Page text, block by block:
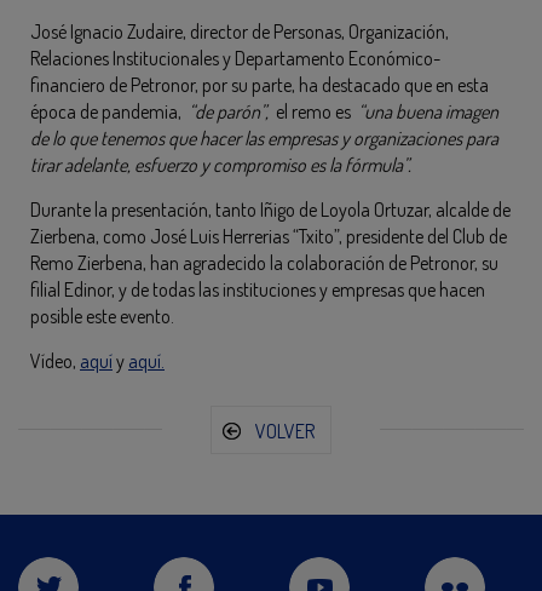
José Ignacio Zudaire, director de Personas, Organización,
Relaciones Institucionales y Departamento Económico-
financiero de Petronor, por su parte, ha destacado que en esta
época de pandemia, “de parón”, el remo es “una buena imagen
de lo que tenemos que hacer las empresas y organizaciones para
tirar adelante, esfuerzo y compromiso es la fórmula”.
Durante la presentación, tanto Iñigo de Loyola Ortuzar, alcalde de
Zierbena, como José Luis Herrerias “Txito”, presidente del Club de
Remo Zierbena, han agradecido la colaboración de Petronor, su
filial Edinor, y de todas las instituciones y empresas que hacen
posible este evento.
Vídeo, aquíy aquí.
VOLVER